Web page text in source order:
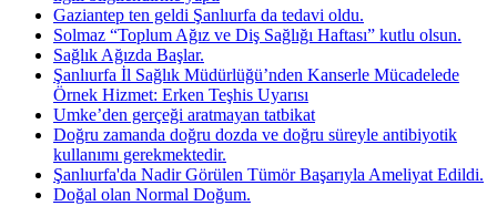
Gaziantep ten geldi Şanlıurfa da tedavi oldu.
Solmaz “Toplum Ağız ve Diş Sağlığı Haftası” kutlu olsun.
Sağlık Ağızda Başlar.
Şanlıurfa İl Sağlık Müdürlüğü’nden Kanserle Mücadelede
Örnek Hizmet: Erken Teşhis Uyarısı
Umke’den gerçeği aratmayan tatbikat
Doğru zamanda doğru dozda ve doğru süreyle antibiyotik
kullanımı gerekmektedir.
Şanlıurfa'da Nadir Görülen Tümör Başarıyla Ameliyat Edildi.
Doğal olan Normal Doğum.